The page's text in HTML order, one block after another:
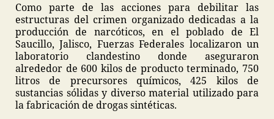
Como parte de las acciones para debilitar las
estructuras del crimen organizado dedicadas a la
producción de narcóticos, en el poblado de El
Saucillo, Jalisco, Fuerzas Federales localizaron un
laboratorio clandestino donde aseguraron
alrededor de 600 kilos de producto terminado, 750
litros de precursores químicos, 425 kilos de
sustancias sólidas y diverso material utilizado para
la fabricación de drogas sintéticas.